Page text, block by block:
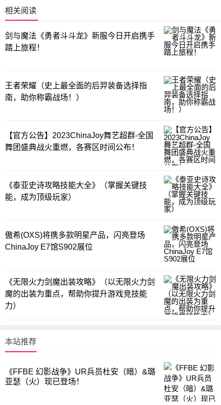
相关阅读
剑与魔法《勇者斗斗龙》新服今日开启携手
踏上旅程！
王者荣耀（史上最全面的后羿装备选择指
南，助你称霸战场！）
【官方公告】2023ChinaJoy舞艺超群-全国
舞团盛典战火重燃，各赛区时间公布！
《泰亚史诗攻略技能大全》（掌握关键技
能，成为顶级玩家）
傲希(OXS)将携多款明星产品，闪亮登场
ChinaJoy E7馆S902展位
《无限火力剑魔出装攻略》（以无限火力剑
魔的出装为重点，帮助你提升游戏竞技能
力）
本站推荐
《FFBE 幻影战争》UR兵员杜安（暗）&璐
亚瑟（火）现已登场！